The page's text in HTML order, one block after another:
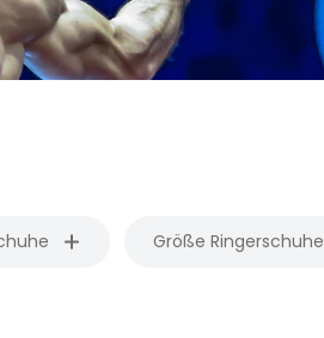
Größe Ringerschuhe